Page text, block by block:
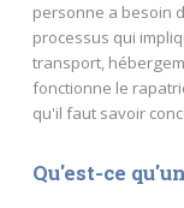
personne a besoin
processus qui
transport,
fonctionne le
qu'il faut savoir
Qu'est-ce